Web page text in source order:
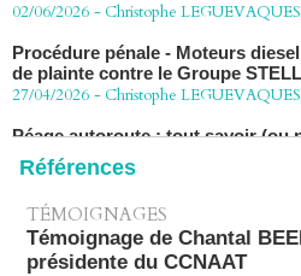
Procédure pénale - Moteurs
de plainte contre le Groupe
27/04/2026 -Christophe LEGUEVAQUES
Péage autoroute : tout savoir (ou
collective ouverte le 2 avril
Références
TÉMOIGNAGES
Témoignage de Chantal
présidente du CCNAAT